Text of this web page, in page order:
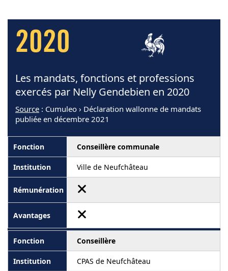
2020
Les mandats, fonctions et professions
exercés par Nelly Gendebien en 2020
Source : Cumuleo › Déclaration wallonne de mandats
publiée en décembre 2021
Conseillère communale
Ville de Neufchâteau
Conseillère
CPAS de Neufchâteau